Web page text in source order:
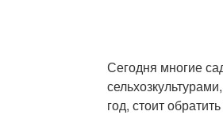
Сегодня многие
год, стоит